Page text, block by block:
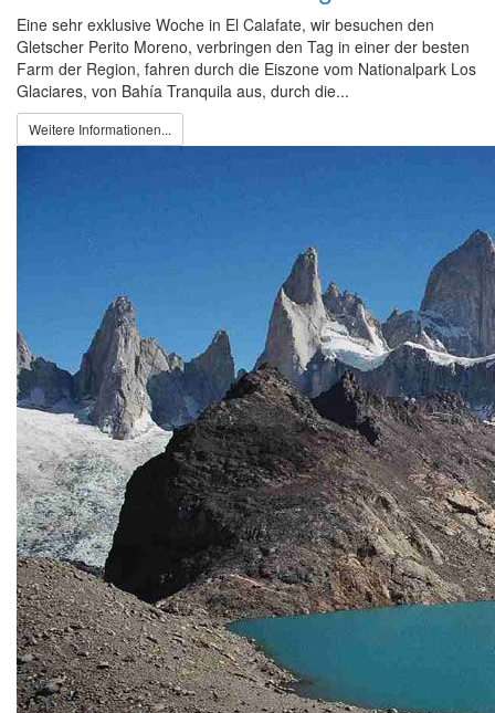
Eine sehr exklusive Woche in El Calafate, wir besuchen den
Gletscher Perito Moreno, verbringen den Tag in einer der besten
Farm der Region, fahren durch die Eiszone vom Nationalpark Los
Glaciares, von Bahía Tranquila aus, durch die...
Weitere Informationen...